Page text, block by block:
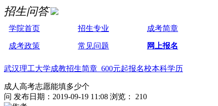
招生问答
学院首页 招生专业 成考简章
成考政策 常见问题 网上报名
武汉理工大学成教招生简章 600元起报名校本科学历
成人高考志愿能填多少个
问 发布日期：2019-09-19 11:08 浏览： 210